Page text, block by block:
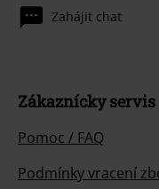
Zahájit chat
Zákaznícky servis
Pomoc / FAQ
Podmínky vracení